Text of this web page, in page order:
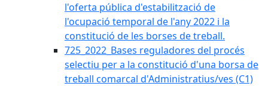
l'oferta pública d'estabilització de
l'ocupació temporal de l'any 2022 i la
constitució de les borses de treball.
725_2022_Bases reguladores del procés
selectiu per a la constitució d'una borsa de
treball comarcal d'Administratius/ves (C1)